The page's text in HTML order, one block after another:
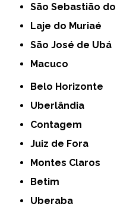
São Sebastião
Laje do Muriaé
São José de Ubá
Macuco
Belo Horizonte
Uberlândia
Contagem
Juiz de Fora
Montes Claros
Betim
Uberaba